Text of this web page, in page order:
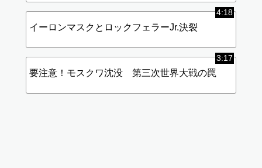
4:18
イーロンマスクとロックフェラーJr.決裂
3:17
要注意！モスクワ沈没 第三次世界大戦の罠